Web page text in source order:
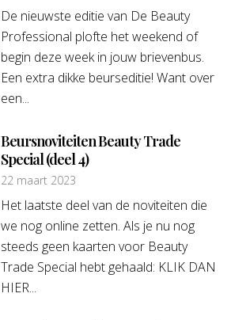
De nieuwste editie van De Beauty
Professional plofte het weekend of
begin deze week in jouw brievenbus.
Een extra dikke beurseditie! Want over
een...
Beursnoviteiten Beauty Trade
Special (deel 4)
22 maart 2023
Het laatste deel van de noviteiten die
we nog online zetten. Als je nu nog
steeds geen kaarten voor Beauty
Trade Special hebt gehaald: KLIK DAN
HIER...